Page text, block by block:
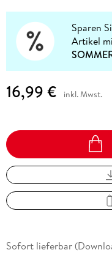
Sparen
Artikel
16,99 € inkl. Mwst.
Sofort lieferbar